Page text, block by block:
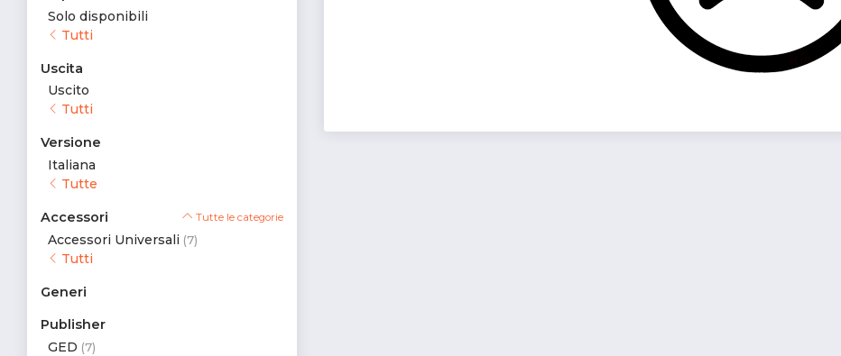
Solo disponibili
Tutti
Uscita
Uscito
Tutti
Versione
Italiana
Tutte
Accessori Tutte le categorie
Accessori Universali (7)
Tutti
Generi
Publisher
GED (7)